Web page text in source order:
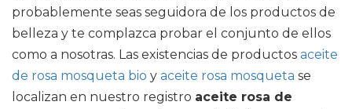
probablemente seas seguidora de los productos de
belleza y te complazca probar el conjunto de ellos
como a nosotras. Las existencias de productos aceite
de rosa mosqueta bio y aceite rosa mosqueta se
localizan en nuestro registro aceite rosa de